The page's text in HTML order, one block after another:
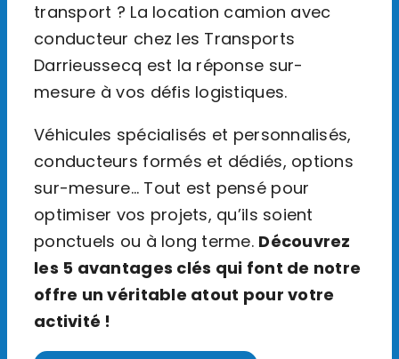
transport ? La location camion avec
conducteur chez les Transports
Darrieussecq est la réponse sur-
mesure à vos défis logistiques.
Véhicules spécialisés et personnalisés,
conducteurs formés et dédiés, options
sur-mesure… Tout est pensé pour
optimiser vos projets, qu’ils soient
ponctuels ou à long terme. Découvrez
les 5 avantages clés qui font de notre
offre un véritable atout pour votre
activité !